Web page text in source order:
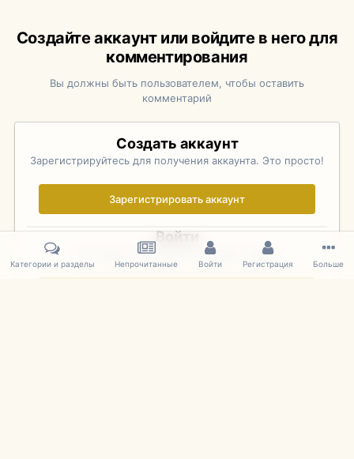
Создайте аккаунт или войдите в него для
комментирования
Вы должны быть пользователем, чтобы оставить
комментарий
Создать аккаунт
Зарегистрируйтесь для получения аккаунта. Это просто!
Зарегистрировать аккаунт
Войти
Уже зарегистрированы? Войдите здесь.
Категории и разделы Непрочитанные Войти Регистрация Больше